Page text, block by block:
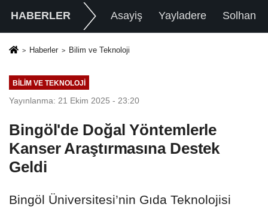
HABERLER Asayiş Yayladere Solhan
Haberler Bilim ve Teknoloji
BILIM VE TEKNOLOJI
Yayınlanma: 21 Ekim 2025 - 23:20
Bingöl'de Doğal Yöntemlerle
Kanser Araştırmasına Destek
Geldi
Bingöl Üniversitesi’nin Gıda Teknolojisi